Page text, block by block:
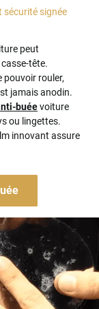
sécurité signée
peut
tête.
pouvoir rouler,
jamais anodin.
buéevoiture
ou lingettes.
innovant assure